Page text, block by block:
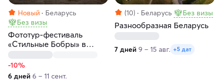
Новый
Беларусь
Без визы
Фототур-фестиваль
«Стильные Бобры» в
-10%
6 дней 6 – 11 сент.
(10) Беларусь Без визы
Разнообразная Беларусь
7 дней 9 – 15 авг. +5 дат